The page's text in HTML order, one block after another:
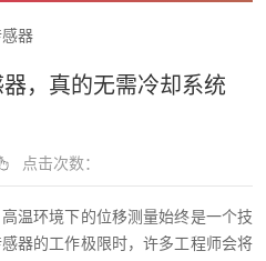
器
，真的无需冷却系统
点击次数：
温环境下的位移测量始终是一个技
器的工作极限时，许多工程师会将